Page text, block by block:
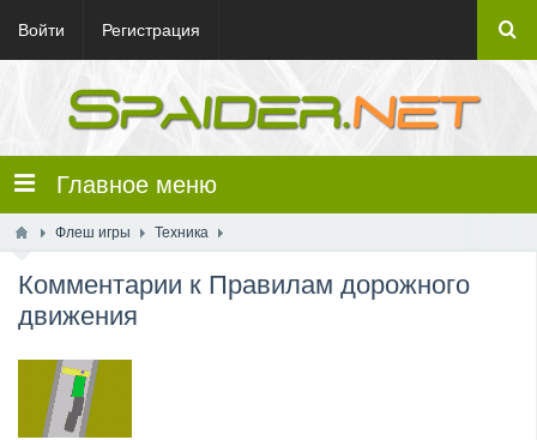
Войти Регистрация
Главное меню
Флеш игры Техника
Комментарии к Правилам дорожного
движения